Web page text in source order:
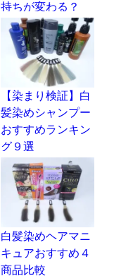
持ちが変わる？
【染まり検証】白
髪染めシャンプー
おすすめランキン
グ９選
白髪染めヘアマニ
キュアおすすめ４
商品比較